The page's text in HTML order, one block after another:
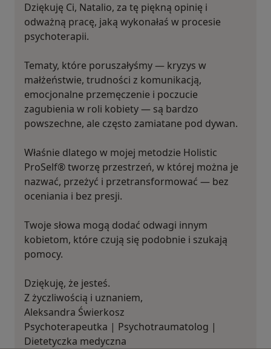
Dziękuję Ci, Natalio, za tę piękną opinię i
odważną pracę, jaką wykonałaś w procesie
psychoterapii.
Tematy, które poruszałyśmy — kryzys w
małżeństwie, trudności z komunikacją,
emocjonalne przemęczenie i poczucie
zagubienia w roli kobiety — są bardzo
powszechne, ale często zamiatane pod dywan.
Właśnie dlatego w mojej metodzie Holistic
ProSelf® tworzę przestrzeń, w której można je
nazwać, przeżyć i przetransformować — bez
oceniania i bez presji.
Twoje słowa mogą dodać odwagi innym
kobietom, które czują się podobnie i szukają
pomocy.
Dziękuję, że jesteś.
Z życzliwością i uznaniem,
Aleksandra Świerkosz
Psychoterapeutka | Psychotraumatolog |
Dietetyczka medyczna